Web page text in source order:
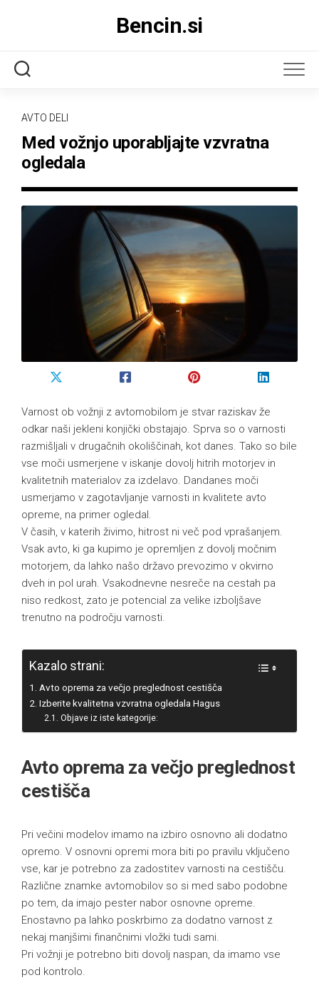
Bencin.si
AVTO DELI
Med vožnjo uporabljajte vzvratna
ogledala
Varnost ob vožnji z avtomobilom je stvar raziskav že
odkar naši jekleni konjički obstajajo. Sprva so o varnosti
razmišljali v drugačnih okoliščinah, kot danes. Tako so bile
vse moči usmerjene v iskanje dovolj hitrih motorjev in
kvalitetnih materialov za izdelavo. Dandanes moči
usmerjamo v zagotavljanje varnosti in kvalitete avto
opreme, na primer ogledal.
V časih, v katerih živimo, hitrost ni več pod vprašanjem.
Vsak avto, ki ga kupimo je opremljen z dovolj močnim
motorjem, da lahko našo državo prevozimo v okvirno
dveh in pol urah. Vsakodnevne nesreče na cestah pa
niso redkost, zato je potencial za velike izboljšave
trenutno na področju varnosti.
Kazalo strani:
Avto oprema za večjo preglednost cestišča
Izberite kvalitetna vzvratna ogledala Hagus
Objave iz iste kategorije:
Avto oprema za večjo preglednost
cestišča
Pri večini modelov imamo na izbiro osnovno ali dodatno
opremo. V osnovni opremi mora biti po pravilu vključeno
vse, kar je potrebno za zadostitev varnosti na cestišču.
Različne znamke avtomobilov so si med sabo podobne
po tem, da imajo pester nabor osnovne opreme.
Enostavno pa lahko poskrbimo za dodatno varnost z
nekaj manjšimi finančnimi vložki tudi sami.
Pri vožnji je potrebno biti dovolj naspan, da imamo vse
pod kontrolo.